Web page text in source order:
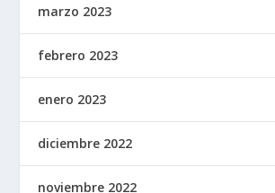
marzo 2023
febrero 2023
enero 2023
diciembre 2022
noviembre 2022